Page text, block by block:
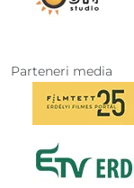
Parteneri media